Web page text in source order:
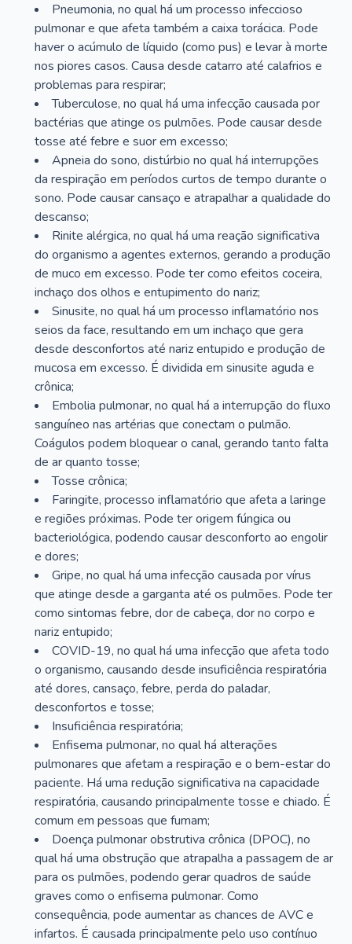
Pneumonia, no qual há um processo infeccioso
pulmonar e que afeta também a caixa torácica. Pode
haver o acúmulo de líquido (como pus) e levar à morte
nos piores casos. Causa desde catarro até calafrios e
problemas para respirar;
Tuberculose, no qual há uma infecção causada por
bactérias que atinge os pulmões. Pode causar desde
tosse até febre e suor em excesso;
Apneia do sono, distúrbio no qual há interrupções
da respiração em períodos curtos de tempo durante o
sono. Pode causar cansaço e atrapalhar a qualidade do
descanso;
Rinite alérgica, no qual há uma reação significativa
do organismo a agentes externos, gerando a produção
de muco em excesso. Pode ter como efeitos coceira,
inchaço dos olhos e entupimento do nariz;
Sinusite, no qual há um processo inflamatório nos
seios da face, resultando em um inchaço que gera
desde desconfortos até nariz entupido e produção de
mucosa em excesso. É dividida em sinusite aguda e
crônica;
Embolia pulmonar, no qual há a interrupção do fluxo
sanguíneo nas artérias que conectam o pulmão.
Coágulos podem bloquear o canal, gerando tanto falta
de ar quanto tosse;
Tosse crônica;
Faringite, processo inflamatório que afeta a laringe
e regiões próximas. Pode ter origem fúngica ou
bacteriológica, podendo causar desconforto ao engolir
e dores;
Gripe, no qual há uma infecção causada por vírus
que atinge desde a garganta até os pulmões. Pode ter
como sintomas febre, dor de cabeça, dor no corpo e
nariz entupido;
COVID-19, no qual há uma infecção que afeta todo
o organismo, causando desde insuficiência respiratória
até dores, cansaço, febre, perda do paladar,
desconfortos e tosse;
Insuficiência respiratória;
Enfisema pulmonar, no qual há alterações
pulmonares que afetam a respiração e o bem-estar do
paciente. Há uma redução significativa na capacidade
respiratória, causando principalmente tosse e chiado. É
comum em pessoas que fumam;
Doença pulmonar obstrutiva crônica (DPOC), no
qual há uma obstrução que atrapalha a passagem de ar
para os pulmões, podendo gerar quadros de saúde
graves como o enfisema pulmonar. Como
consequência, pode aumentar as chances de AVC e
infartos. É causada principalmente pelo uso contínuo